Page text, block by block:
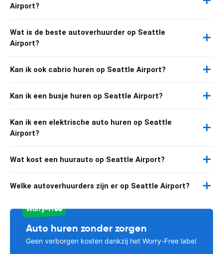
Airport?
Wat is de beste autoverhuurder op Seattle
Airport?
Kan ik ook cabrio huren op Seattle Airport?
Kan ik een busje huren op Seattle Airport?
Kan ik een elektrische auto huren op Seattle
Airport?
Wat kost een huurauto op Seattle Airport?
Welke autoverhuurders zijn er op Seattle Airport?
Worry-Free
Auto huren zonder zorgen
Geen verborgen kosten dankzij het Worry-Free label